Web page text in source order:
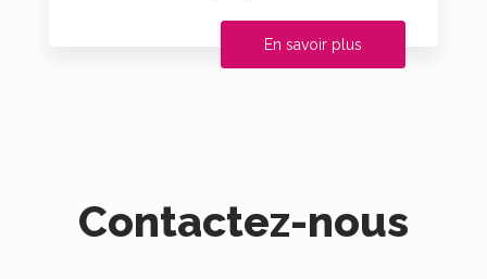
En savoir plus
Contactez-nous